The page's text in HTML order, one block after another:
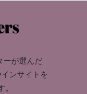
ーが選んだ
ンサイトを